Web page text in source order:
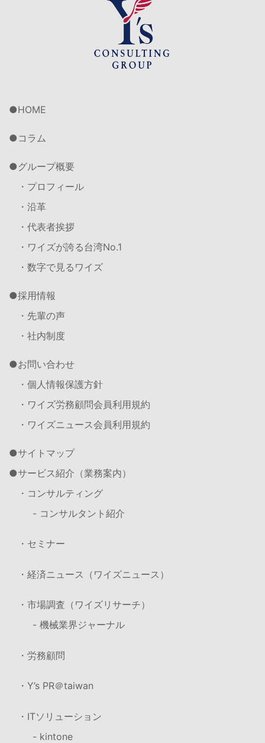
HOME
コラム
グループ概要
・プロフィール
・沿革
・代表者挨拶
・ワイズが誇る台湾No.1
・数字で見るワイズ
採用情報
・先輩の声
・社内制度
お問い合わせ
・個人情報保護方針
・ワイズ労務顧問会員利用規約
・ワイズニュース会員利用規約
サイトマップ
サービス紹介（業務案内）
・コンサルティング
- コンサルタント紹介
・セミナー
・経済ニュース（ワイズニュース）
・市場調査（ワイズリサーチ）
- 機械業界ジャーナル
・労務顧問
・Y’s PR＠taiwan
・ITソリューション
- kintone